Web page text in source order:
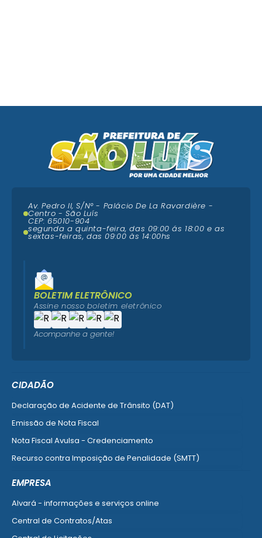
CIDADÃO
Declaração de Acidente de Trânsito (DAT)
Emissão de Nota Fiscal
Nota Fiscal Avulsa - Credenciamento
Recurso contra Imposição de Penalidade (SMTT)
EMPRESA
Alvará - informações e serviços online
Central de Contratos/Atas
Av. Pedro II, S/N° - Palácio De La Ravardière -
Centro - São Luís
CEP: 65010-904
segunda a quinta-feira, das 09:00 ás 18:00 e as
sextas-feiras, das 09:00 às 14:00hs
BOLETIM ELETRÔNICO
Assine nosso boletim eletrônico
Acompanhe a gente!